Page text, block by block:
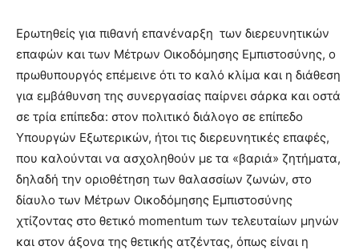
Ερωτηθείς για πιθανή επανέναρξη των διερευνητικών
επαφών και των Μέτρων Οικοδόμησης Εμπιστοσύνης, ο
πρωθυπουργός επέμεινε ότι το καλό κλίμα και η διάθεση
για εμβάθυνση της συνεργασίας παίρνει σάρκα και οστά
σε τρία επίπεδα: στον πολιτικό διάλογο σε επίπεδο
Υπουργών Εξωτερικών, ήτοι τις διερευνητικές επαφές,
που καλούνται να ασχοληθούν με τα «βαριά» ζητήματα,
δηλαδή την οριοθέτηση των θαλασσίων ζωνών, στο
δίαυλο των Μέτρων Οικοδόμησης Εμπιστοσύνης
χτίζοντας στο θετικό momentum των τελευταίων μηνών
και στον άξονα της θετικής ατζέντας, όπως είναι η